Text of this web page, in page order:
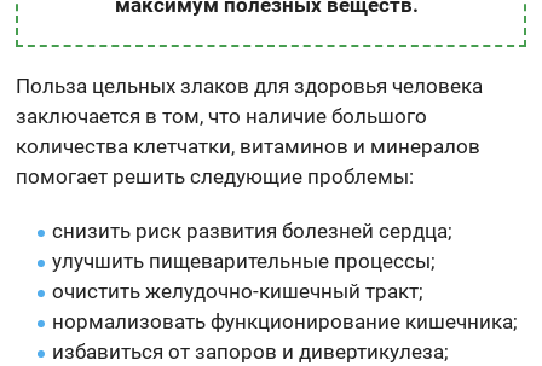
максимум полезных веществ.
Польза цельных злаков для здоровья человека
заключается в том, что наличие большого
количества клетчатки, витаминов и минералов
помогает решить следующие проблемы:
снизить риск развития болезней сердца;
улучшить пищеварительные процессы;
очистить желудочно-кишечный тракт;
нормализовать функционирование кишечника;
избавиться от запоров и дивертикулеза;